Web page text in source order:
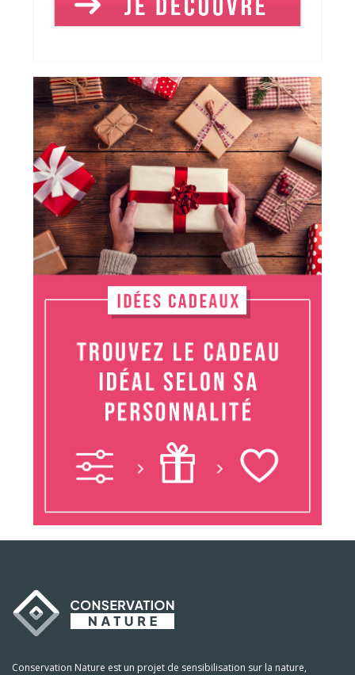
Conservation Nature est un projet de sensibilisation sur la nature,